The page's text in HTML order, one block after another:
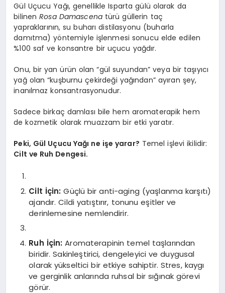
Gül Uçucu Yağı, genellikle Isparta gülü olarak da
bilinenRosa Damascena türü güllerin taç
yapraklarının, su buharı distilasyonu (buharla
damıtma) yöntemiyle işlenmesi sonucu elde edilen
%100 saf ve konsantre bir uçucu yağdır.
Onu, bir yan ürün olan “gül suyundan” veya bir taşıyıcı
yağ olan “kuşburnu çekirdeği yağından” ayıran şey,
inanılmaz konsantrasyonudur.
Sadece birkaç damlası bile hem aromaterapik hem
de kozmetik olarak muazzam bir etki yaratır.
Peki, Gül Uçucu Yağı ne işe yarar? Temel işlevi ikilidir:
Cilt ve Ruh Dengesi.
Cilt İçin: Güçlü bir anti-aging (yaşlanma karşıtı)
ajandır. Cildi yatıştırır, tonunu eşitler ve
derinlemesine nemlendirir.
Ruh İçin: Aromaterapinin temel taşlarından
biridir. Sakinleştirici, dengeleyici ve duygusal
olarak yükseltici bir etkiye sahiptir. Stres, kaygı
ve gerginlik anlarında ruhsal bir sığınak görevi
görür.